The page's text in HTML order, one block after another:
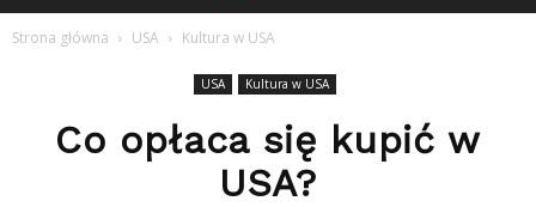
Strona główna USA Kultura w USA
USA Kultura w USA
Co opłaca się kupić w
USA?